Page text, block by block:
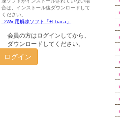
会員の方はログインしてから、
ダウンロードしてください。
ログイン